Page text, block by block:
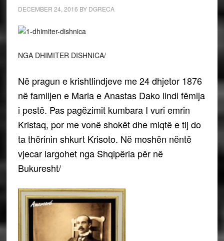
DECEMBER 24, 2016 BY DGRECA
NGA DHIMITER DISHNICA/
Në pragun e krishtlindjeve me 24 dhjetor 1876
në familjen e Maria e Anastas Dako lindi fëmija
i pestë. Pas pagëzimit kumbara I vuri emrin
Kristaq, por me vonë shokët dhe miqtë e tij do
ta thërinin shkurt Krisoto. Në moshën nëntë
vjecar largohet nga Shqipëria për në
Bukuresht/